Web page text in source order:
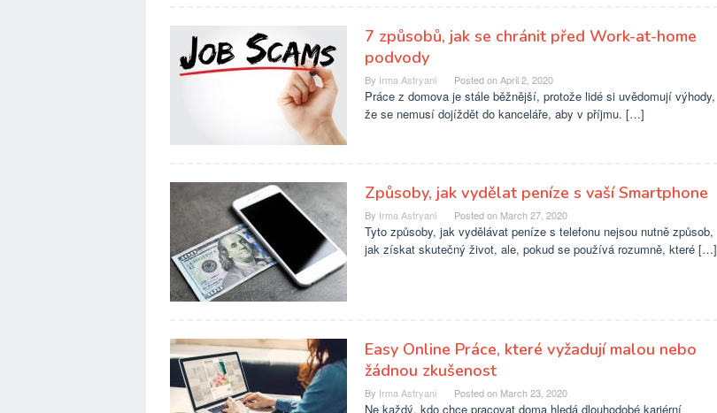
7 způsobů, jak se chránit před Work-at-home
podvody
By Irma Astryani Posted onApril 2, 2020
Práce z domova je stále běžnější, protože lidé si uvědomují výhody,
že se nemusí dojíždět do kanceláře, aby v příjmu. […]
Způsoby, jak vydělat peníze s vaší Smartphone
By Irma Astryani Posted on March 27, 2020
Tyto způsoby, jak vydělávat peníze s telefonu nejsou nutně způsob,
jak získat skutečný život, ale, pokud se používá rozumně, které […]
Easy Online Práce, které vyžadují malou nebo
žádnou zkušenost
By Irma Astryani Posted on March 23, 2020
Ne každý, kdo chce pracovat doma hledá dlouhodobé kariérní